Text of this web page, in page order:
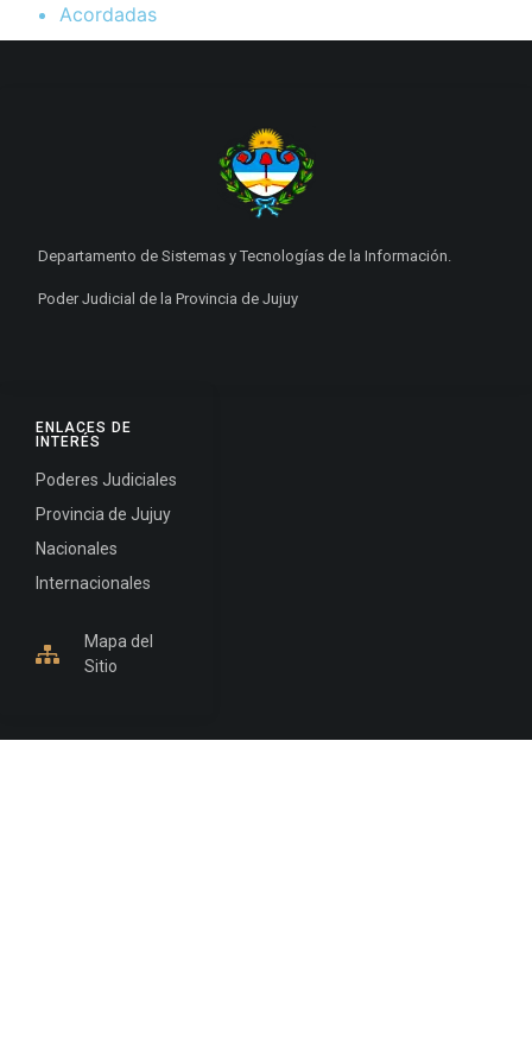
Acordadas
ENLACES DE
INTERÉS
Poderes Judiciales
Provincia de Jujuy
Nacionales
Internacionales
Mapa del
Sitio
Departamento de Sistemas y Tecnologías de la Información.
Poder Judicial de la Provincia de Jujuy